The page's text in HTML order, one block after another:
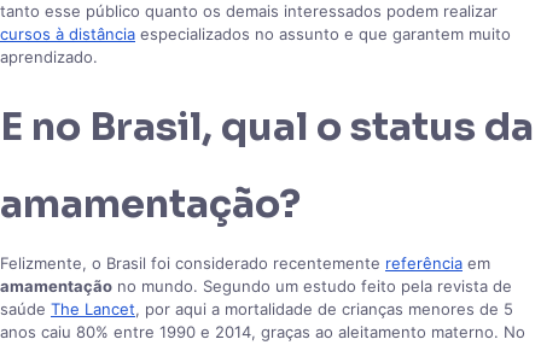
tanto esse público quanto os demais interessados podem realizar
cursos à distância especializados no assunto e que garantem muito
aprendizado.
E no Brasil, qual o status da
amamentação?
Felizmente, o Brasil foi considerado recentemente referência em
amamentação no mundo. Segundo um estudo feito pela revista de
saúde The Lancet, por aqui a mortalidade de crianças menores de 5
anos caiu 80% entre 1990 e 2014, graças ao aleitamento materno. No